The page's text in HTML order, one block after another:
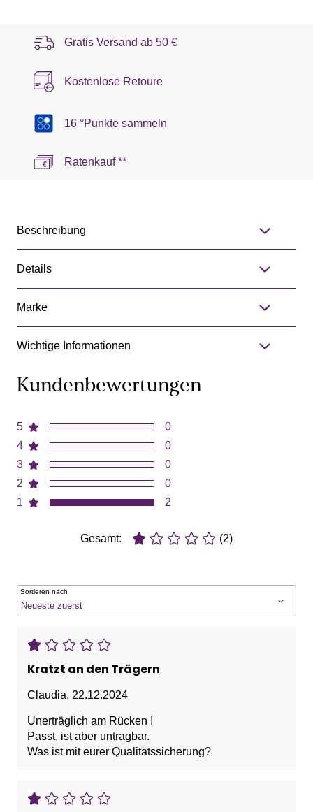
Gratis Versand ab 50 €
Kostenlose Retoure
16 °Punkte sammeln
Ratenkauf **
Beschreibung
Details
Marke
Wichtige Informationen
Kundenbewertungen
5
4
3
2
1
0
0
0
0
2
Gesamt: (2)
Sortieren nach
Kratzt an den Trägern
Claudia, 22.12.2024
Unerträglich am Rücken !
Passt, ist aber untragbar.
Was ist mit eurer Qualitätssicherung?